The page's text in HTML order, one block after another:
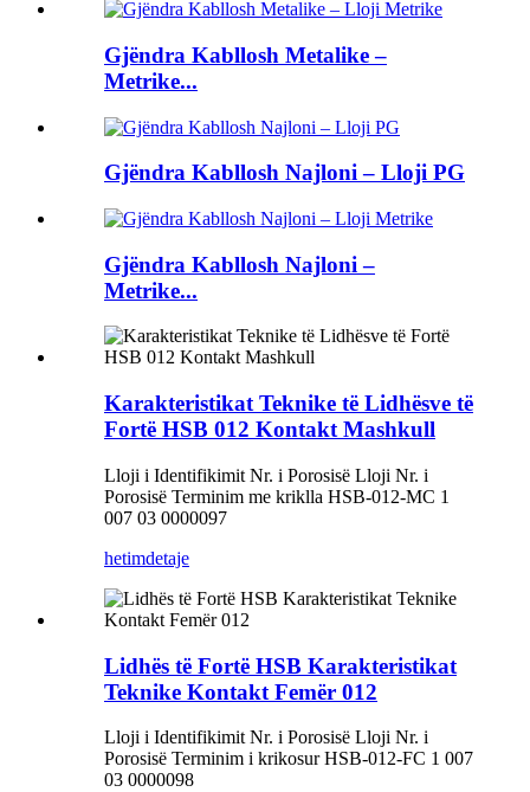
Gjëndra Kabllosh Metalike –
Metrike...
Gjëndra Kabllosh Najloni – Lloji PG
Gjëndra Kabllosh Najloni –
Metrike...
Karakteristikat Teknike të Lidhësve të
Fortë HSB 012 Kontakt Mashkull
Lloji i Identifikimit Nr. i Porosisë Lloji Nr. i
Porosisë Terminim me kriklla HSB-012-MC 1
007 03 0000097
hetimdetaje
Lidhës të Fortë HSB Karakteristikat
Teknike Kontakt Femër 012
Lloji i Identifikimit Nr. i Porosisë Lloji Nr. i
Porosisë Terminim i krikosur HSB-012-FC 1 007
03 0000098